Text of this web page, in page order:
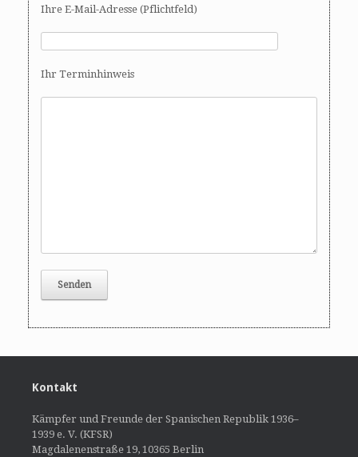
Ihre E-Mail-Adresse (Pflichtfeld)
Ihr Terminhinweis
Kontakt
Kämpfer und Freunde der Spanischen Republik 1936–
1939 e. V. (KFSR)
Magdalenenstraße 19, 10365 Berlin